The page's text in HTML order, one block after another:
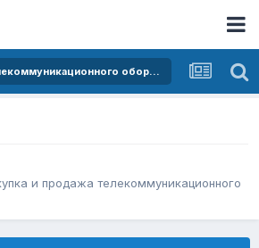
Покупка и продажа телекоммуникационного оборудования
и продажа телекоммуникационного